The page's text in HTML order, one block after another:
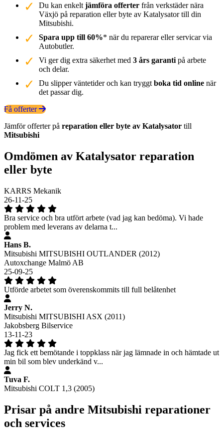
Du kan enkelt jämföra offerter från verkstäder nära
Växjö på reparation eller byte av Katalysator till din
Mitsubishi.
Spara upp till 60%* när du reparerar eller servicar via
Autobutler.
Vi ger dig extra säkerhet med 3 års garanti på arbete
och delar.
Du slipper väntetider och kan tryggt boka tid online när
det passar dig.
Få offerter
Jämför offerter på reparation eller byte av Katalysator till
Mitsubishi
Omdömen av Katalysator reparation
eller byte
KARRS Mekanik
26-11-25
Bra service och bra utfört arbete (vad jag kan bedöma). Vi hade
problem med leverans av delarna t...
Hans B.
Mitsubishi MITSUBISHI OUTLANDER (2012)
Autoxchange Malmö AB
25-09-25
Utförde arbetet som överenskommits till full belåtenhet
Jerry N.
Mitsubishi MITSUBISHI ASX (2011)
Jakobsberg Bilservice
13-11-23
Jag fick ett bemötande i toppklass när jag lämnade in och hämtade ut
min bil som blev underkänd v...
Tuva F.
Mitsubishi COLT 1,3 (2005)
Prisar på andre Mitsubishi reparationer
och services